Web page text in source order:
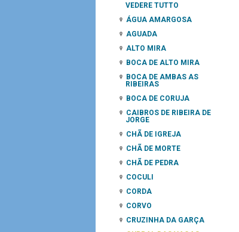
VEDERE TUTTO
ÁGUA AMARGOSA
AGUADA
ALTO MIRA
BOCA DE ALTO MIRA
BOCA DE AMBAS AS
RIBEIRAS
BOCA DE CORUJA
CAIBROS DE RIBEIRA DE
JORGE
CHÃ DE IGREJA
CHÃ DE MORTE
CHÃ DE PEDRA
COCULI
CORDA
CORVO
CRUZINHA DA GARÇA